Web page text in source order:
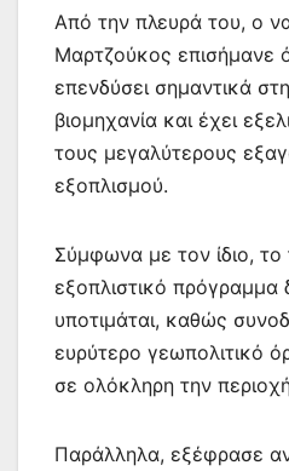
Από την πλευρά του, ο
Μαρτζούκος επισήμανε
επενδύσει σημαντικά
βιομηχανία και έχει
τους μεγαλύτερους
εξοπλισμού.
Σύμφωνα με τον ίδιο, το
εξοπλιστικό πρόγραμμα
υποτιμάται, καθώς
ευρύτερο γεωπολιτικό
σε ολόκληρη την
Παράλληλα, εξέφρασε